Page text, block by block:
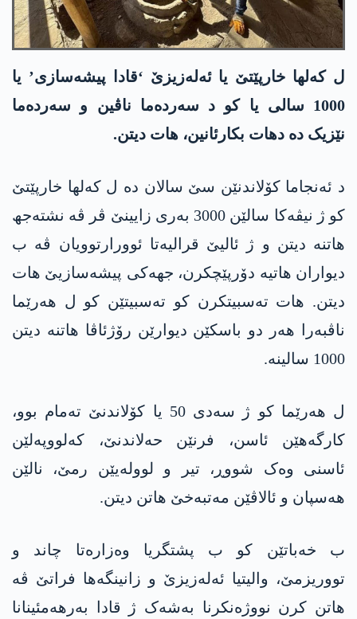
ل کەلھا خارپێتێ یا ئەلەزیزێ ‘قادا پیشەسازی’ یا
1000 سالی یا کو د سەردەما ناڤین و سەردەما
نێزیک دە دھات بکارئانین، ھات دیتن.
د ئەنجاما کۆلاندنێن سێ سالان دە ل کەلھا خارپێتێ
کو ژ نیڤەکا سالێن 3000 بەری زایینێ ڤر ڤە نشتەجھ
ھاتنە دیتن و ژ ئالیێ قرالیەتا ئوورارتوویان ڤە ب
دیواران ھاتیە دۆرپێچکرن، جھەکی پیشەسازیێ ھات
دیتن. ھات تەسبیتکرن کو تەسبیتێن کو ل ھەرێما
ناڤبەرا ھەر دو باسکێن دیوارێن رۆژئاڤا ھاتنە دیتن
1000 سالینە.
ل ھەرێما کو ژ سەدی 50 یا کۆلاندنێ تەمام بوو،
کارگەھێن ئاسن، فرنێن حەلاندنێ، کەلووپەلێن
ئاسنی وەک شووڕ، تیر و لوولەیێن رمێ، نالێن
ھەسپان و ئالاڤێن مەتبەخێ ھاتن دیتن.
ب خەباتێن کو ب پشتگریا وەزارەتا چاند و
تووریزمێ، والیتیا ئەلەزیزێ و زانینگەھا فراتێ ڤە
ھاتن کرن نووژەنکرنا بەشەک ژ قادا بەرهەمئینانا